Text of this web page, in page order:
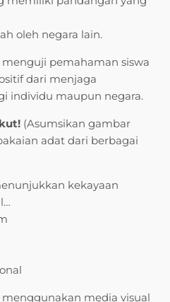
oleh negara lain.
menguji pemahaman siswa
dari menjaga
individu maupun negara.
(Asumsikan gambar
adat dari berbagai
kekayaan
menggunakan media visual